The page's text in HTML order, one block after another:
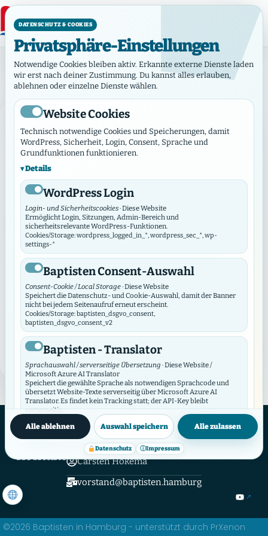
Tag: 7. Mai 2026
Tag:7. Mai 2026
Mai 7, 2026·Bericht
Segen bewegt – mit der
„Zeitmaschine“ ins Jahr 2036
Am 25. April 2026 kamen rund 130 Delegierte aus 40
von 59 Gemeinden des Landesverbandes
Norddeutschland zu ihrer letzten Ratstagung in der
Gemeinde in Lüneburg (Friedenskirche) zusammen.
Bericht von Uwe Rennwald
MEHR LESEN →
Hamburger Verband Evangelisch-Freikirchlicher Gemeinden und
Einrichtungen Baptisten in Hamburg K.d.ö.R.
Hamburger Verband
Kontakt
Carsten Hokema
vorstand@baptisten.hamburg
©2026 Baptisten in Hamburg - unterstützt durch PrXenon
DATENSCHUTZ & COOKIES
Privatsphäre-Einstellungen
Notwendige Cookies bleiben aktiv. Erkannte externe Dienste laden
wir erst nach deiner Zustimmung. Du kannst alles erlauben,
ablehnen oder einzelne Dienste wählen.
Website Cookies
Technisch notwendige Cookies und Speicherungen, damit
WordPress, Sicherheit, Login, Consent, Sprache und
Grundfunktionen funktionieren.
Details
WordPress Login
Login- und Sicherheitscookies· Diese Website
Ermöglicht Login, Sitzungen, Admin-Bereich und
sicherheitsrelevante WordPress-Funktionen.
Cookies/Storage: wordpress_logged_in_*, wordpress_sec_*, wp-
settings-*
Baptisten Consent-Auswahl
Consent-Cookie / Local Storage· Diese Website
Speichert die Datenschutz- und Cookie-Auswahl, damit der Banner
nicht bei jedem Seitenaufruf erneut erscheint.
Cookies/Storage: baptisten_dsgvo_consent,
baptisten_dsgvo_consent_v2
Baptisten - Translator
Sprachauswahl / serverseitige Übersetzung · Diese Website /
Microsoft Azure AI Translator
Speichert die gewählte Sprache als notwendigen Sprachcode und
übersetzt Website-Texte serverseitig über Microsoft Azure AI
Translator. Es findet kein Tracking statt; der API-Key bleibt
serverseitig.
Cookies/Storage: prxenon_ai_translator_lang Datenschutzinfos
Baptisten Video Widget
Video-Consent / lokaler Speicher· Diese Website
Video-Anbieter. Es lädt externe Videos erst nach Zustimmung und
synchronisiert seine Auswahl mit diesem DSGVO/DSO-Modul.
Alle ablehnen Auswahl speichern Alle zulassen
Datenschutz ⓘImpressum